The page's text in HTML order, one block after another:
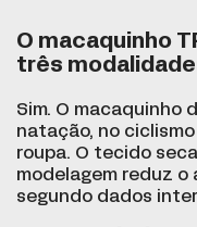
O macaquinho
três
Sim. O macaquinho
natação, no
roupa. O tecido
modelagem reduz
segundo dados